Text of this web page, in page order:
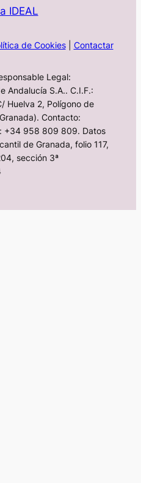
IDEAL
de Cookies| Contactar
Legal:
Andalucía S.A.. C.I.F.:
Huelva 2, Polígono de
Contacto:
+34 958 809 809. Datos
de Granada, folio 117,
sección 3ª